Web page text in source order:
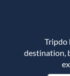
Tripdo
destination,